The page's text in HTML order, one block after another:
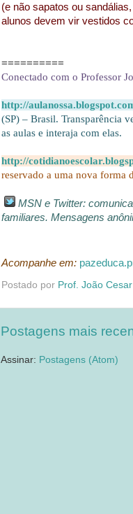
(e não sapatos ou
alunos devem vir vestidos
==========
Conectado com o Professor
http://
(SP) – Brasil. Transparência
as aulas e interaja com elas.
http://
reservado a uma nova forma
MSN e Twitter:
familiares. Mensagens
Acompanhe em:
Postado por Prof. João Cesar
Postagens mais
Assinar: Postagens (Atom)